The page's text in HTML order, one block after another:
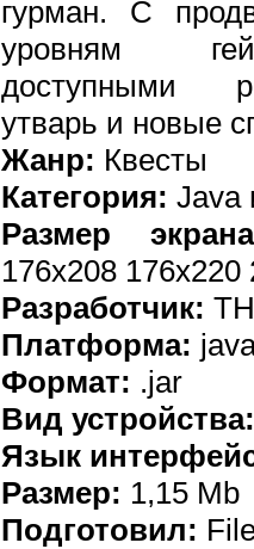
гурман. С
уровням
доступными
утварь и новые
Жанр: Квесты
Категория: Java
Размер
176x208 176x220
Разработчик:
Платформа:
Формат: .jar
Вид устройства:
Язык
Размер: 1,15 Mb
Подготовил: